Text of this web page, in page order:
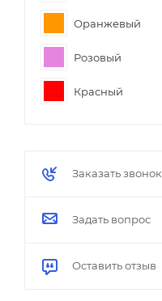
Оранжевый
Розовый
Красный
Синий
Сиреневый
Заказать звонок
Задать вопрос
Оставить отзыв